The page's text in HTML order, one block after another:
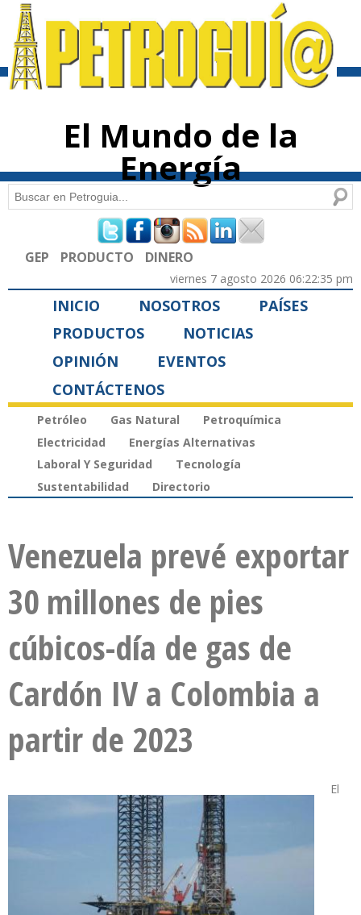
contenido
El Mundo de la
Energía
Formulario de búsqueda
Buscar
GEP PRODUCTO DINERO
viernes 7 agosto 2026 06:22:35 pm
INICIO NOSOTROS
PAÍSES
PRODUCTOS
NOTICIAS
OPINIÓN
EVENTOS
CONTÁCTENOS
Petróleo Gas Natural
Petroquímica
Electricidad
Energías Alternativas
Laboral Y Seguridad
Tecnología
Sustentabilidad
Directorio
Venezuela prevé exportar
30 millones de pies
cúbicos-día de gas de
Cardón IV a Colombia a
partir de 2023
El